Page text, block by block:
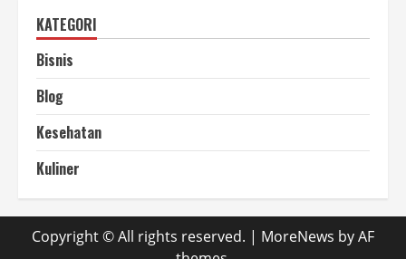
KATEGORI
Bisnis
Blog
Kesehatan
Kuliner
Copyright © All rights reserved. | MoreNews by AF